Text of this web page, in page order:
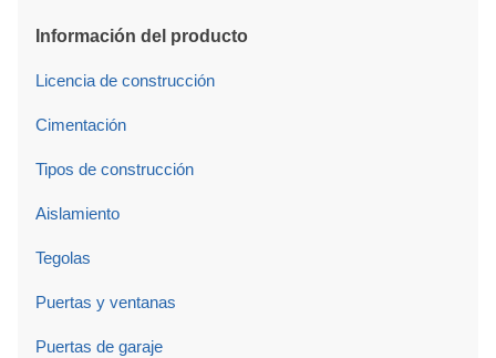
Información del producto
Licencia de construcción
Cimentación
Tipos de construcción
Aislamiento
Tegolas
Puertas y ventanas
Puertas de garaje